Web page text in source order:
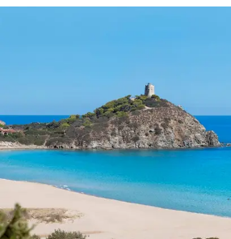
mai esibito.